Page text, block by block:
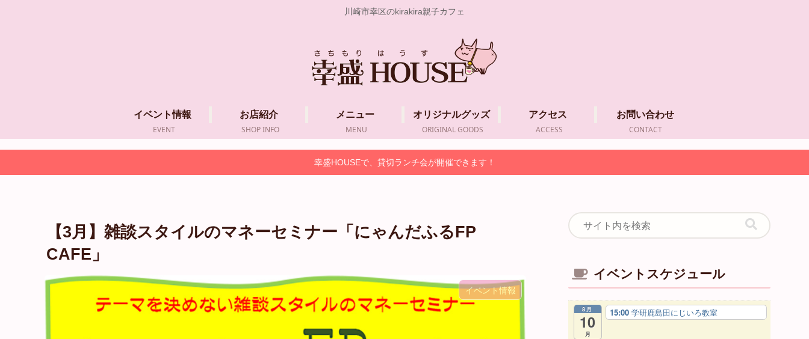
川崎市幸区のkirakira親子カフェ
イベント情報
EVENT
お店紹介
SHOP INFO
メニュー
MENU
オリジナルグッズ
ORIGINAL GOODS
アクセス
ACCESS
お問い合わせ
CONTACT
幸盛HOUSEで、貸切ランチ会が開催できます！
【3月】雑談スタイルのマネーセミナー「にゃんだふるFP
CAFE」
イベント情報
イベントスケジュール
8月
10
月
15:00 学研鹿島田にじいろ教室